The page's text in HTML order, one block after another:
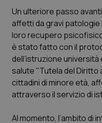
Regioni e Asl
Lavoro e Professioni
Scienza e Farmaci
Studi e Analisi
Lettere al direttore
Un ulteriore passo
affetti da gravi patologie
loro recupero
è stato fatto con il
dell’istruzione
salute "Tutela del Diritto
cittadini di minore età,
attraverso il servizio di
Al momento, l’ambito di